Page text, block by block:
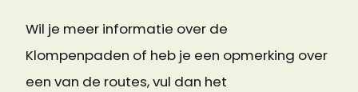
Wil je meer informatie over de
Klompenpaden of heb je een opmerking over
een van de routes, vul dan het